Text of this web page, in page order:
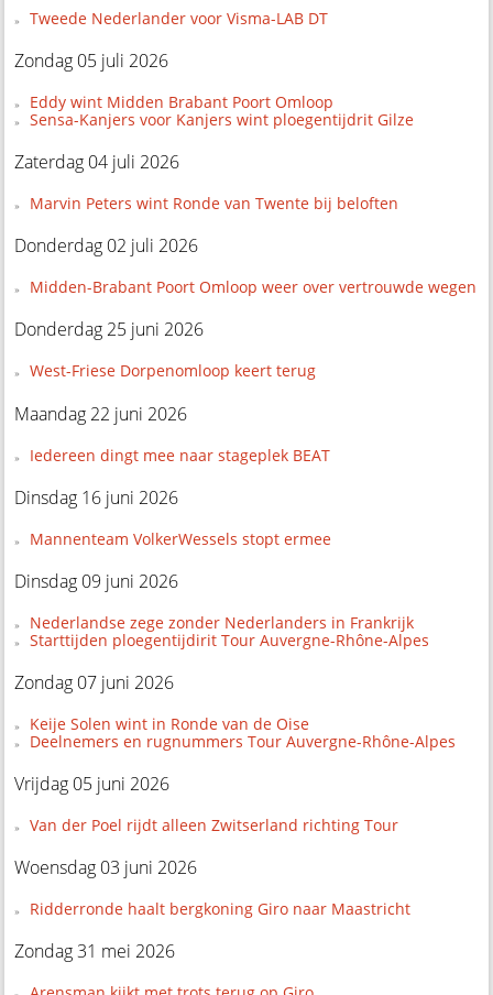
Tweede Nederlander voor Visma-LAB DT
Zondag 05 juli 2026
Eddy wint Midden Brabant Poort Omloop
Sensa-Kanjers voor Kanjers wint ploegentijdrit Gilze
Zaterdag 04 juli 2026
Marvin Peters wint Ronde van Twente bij beloften
Donderdag 02 juli 2026
Midden-Brabant Poort Omloop weer over vertrouwde wegen
Donderdag 25 juni 2026
West-Friese Dorpenomloop keert terug
Maandag 22 juni 2026
Iedereen dingt mee naar stageplek BEAT
Dinsdag 16 juni 2026
Mannenteam VolkerWessels stopt ermee
Dinsdag 09 juni 2026
Nederlandse zege zonder Nederlanders in Frankrijk
Starttijden ploegentijdirit Tour Auvergne-Rhône-Alpes
Zondag 07 juni 2026
Keije Solen wint in Ronde van de Oise
Deelnemers en rugnummers Tour Auvergne-Rhône-Alpes
Vrijdag 05 juni 2026
Van der Poel rijdt alleen Zwitserland richting Tour
Woensdag 03 juni 2026
Ridderronde haalt bergkoning Giro naar Maastricht
Zondag 31 mei 2026